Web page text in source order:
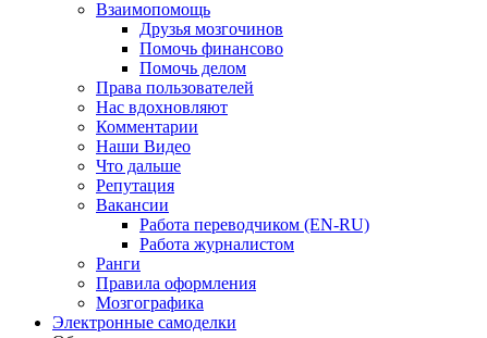
Взаимопомощь
Друзья мозгочинов
Помочь финансово
Помочь делом
Права пользователей
Нас вдохновляют
Комментарии
Наши Видео
Что дальше
Репутация
Вакансии
Работа переводчиком (EN-RU)
Работа журналистом
Ранги
Правила оформления
Мозгографика
Электронные самоделки